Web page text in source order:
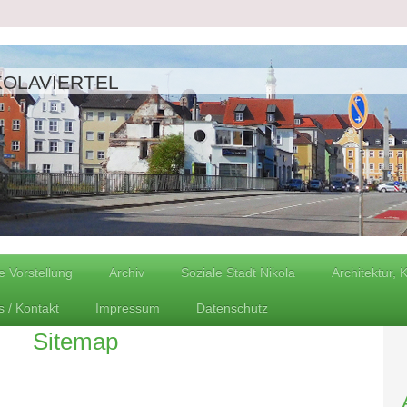
Vorstellung Archiv Soziale Stadt Nikola Architektur,
/ Kontakt Impressum Datenschutz
Sitemap